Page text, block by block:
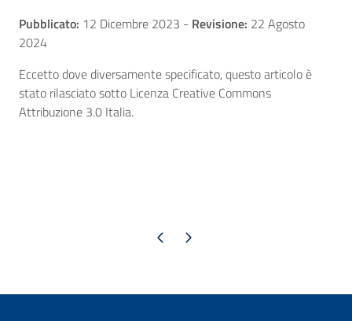
Pubblicato: 12 Dicembre 2023 - Revisione: 22 Agosto
2024
Eccetto dove diversamente specificato, questo articolo è
stato rilasciato sotto Licenza Creative Commons
Attribuzione 3.0 Italia.
Pagina precedente
Pagina successiva